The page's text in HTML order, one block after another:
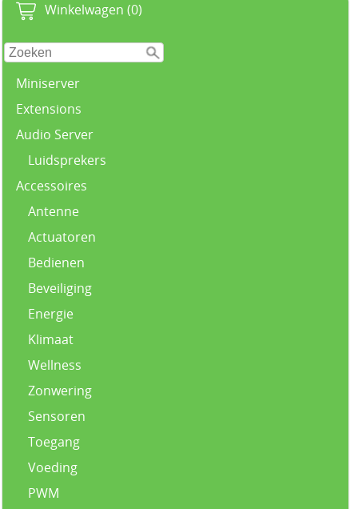
Winkelwagen (0)
Miniserver
Extensions
Audio Server
Luidsprekers
Accessoires
Antenne
Actuatoren
Bedienen
Beveiliging
Energie
Klimaat
Wellness
Zonwering
Sensoren
Toegang
Voeding
PWM